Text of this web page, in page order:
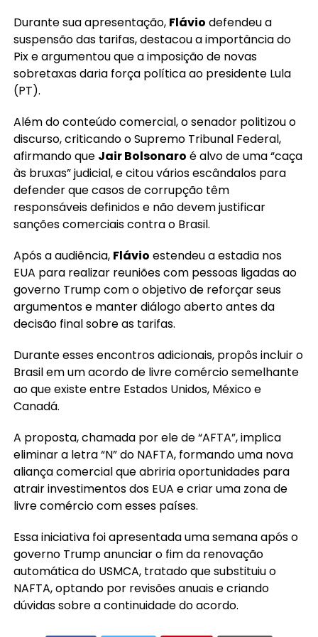
Durante sua apresentação, Flávio defendeu a
suspensão das tarifas, destacou a importância do
Pix e argumentou que a imposição de novas
sobretaxas daria força política ao presidente Lula
(PT).
Além do conteúdo comercial, o senador politizou o
discurso, criticando o Supremo Tribunal Federal,
afirmando que Jair Bolsonaro é alvo de uma “caça
às bruxas” judicial, e citou vários escândalos para
defender que casos de corrupção têm
responsáveis definidos e não devem justificar
sanções comerciais contra o Brasil.
Após a audiência, Flávio estendeu a estadia nos
EUA para realizar reuniões com pessoas ligadas ao
governo Trump com o objetivo de reforçar seus
argumentos e manter diálogo aberto antes da
decisão final sobre as tarifas.
Durante esses encontros adicionais, propôs incluir o
Brasil em um acordo de livre comércio semelhante
ao que existe entre Estados Unidos, México e
Canadá.
A proposta, chamada por ele de “AFTA”, implica
eliminar a letra “N” do NAFTA, formando uma nova
aliança comercial que abriria oportunidades para
atrair investimentos dos EUA e criar uma zona de
livre comércio com esses países.
Essa iniciativa foi apresentada uma semana após o
governo Trump anunciar o fim da renovação
automática do USMCA, tratado que substituiu o
NAFTA, optando por revisões anuais e criando
dúvidas sobre a continuidade do acordo.